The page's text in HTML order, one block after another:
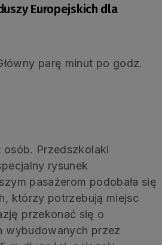
Europejskich dla
parę minut po godz.
osób. Przedszkolaki
rysunek
pasażerom podobała się
którzy potrzebują miejsc
przekonać się o
wybudowanych przez